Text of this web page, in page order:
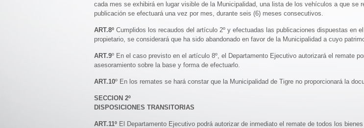
cada mes se exhibirá en lugar visible de la Municipalidad, una lista de los vehículos a que se
publicación se efectuará una vez por mes, durante seis (6) meses consecutivos.
ART.8º Cumplidos los recaudos del artículo 2º y efectuadas las publicaciones dispuestas en
propietario, se considerará que ha sido abandonado en favor de la Municipalidad a cuyo
ART.9º En el caso previsto en el artículo 8º, el Departamento Ejecutivo autorizará el remate
asesoramiento sobre la base y forma de efectuarlo.
ART.10º En los remates se hará constar que la Municipalidad de Tigre no proporcionará la
SECCION 2º
DISPOSICIONES TRANSITORIAS
ART.11º El Departamento Ejecutivo podrá autorizar de inmediato el remate de todos los